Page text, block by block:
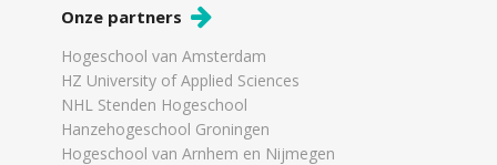
Onze partners
Hogeschool van Amsterdam
HZ University of Applied Sciences
NHL Stenden Hogeschool
Hanzehogeschool Groningen
Hogeschool van Arnhem en Nijmegen